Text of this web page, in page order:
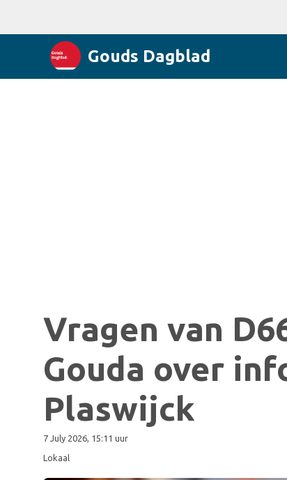
Gouds Dagblad
Vragen van
Gouda over
Plaswijck
7 July 2026, 15:11 uur
Lokaal